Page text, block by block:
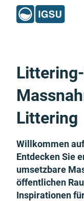
Littering
Willkommen
Entdecken Sie
umsetzbare
öffentlichen
Inspirationen